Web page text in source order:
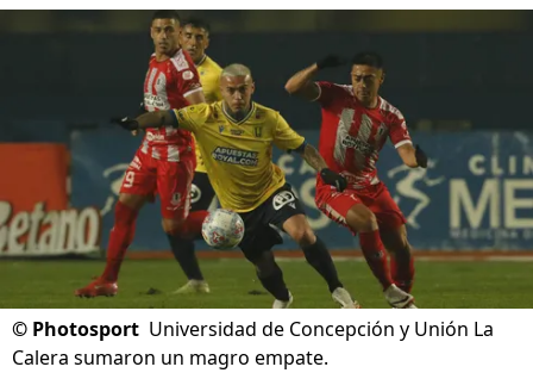
© Photosport Universidad de Concepción y Unión La
Calera sumaron un magro empate.